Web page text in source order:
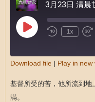
3月23日 清晨
1x
RSS FEED
LINK
Download file | Play in new
基督所受的苦，他所流到
满。